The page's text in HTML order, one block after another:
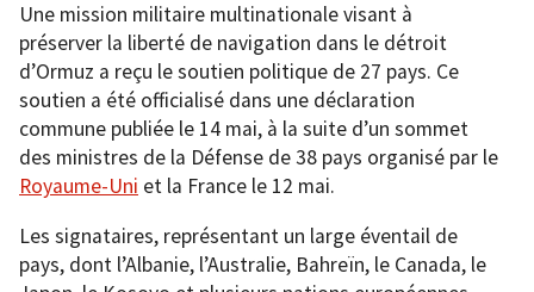
Une mission militaire multinationale visant à
préserver la liberté de navigation dans le détroit
d’Ormuz a reçu le soutien politique de 27 pays. Ce
soutien a été officialisé dans une déclaration
commune publiée le 14 mai, à la suite d’un sommet
des ministres de la Défense de 38 pays organisé par le
Royaume-Uni et la France le 12 mai.
Les signataires, représentant un large éventail de
pays, dont l’Albanie, l’Australie, Bahreïn, le Canada, le